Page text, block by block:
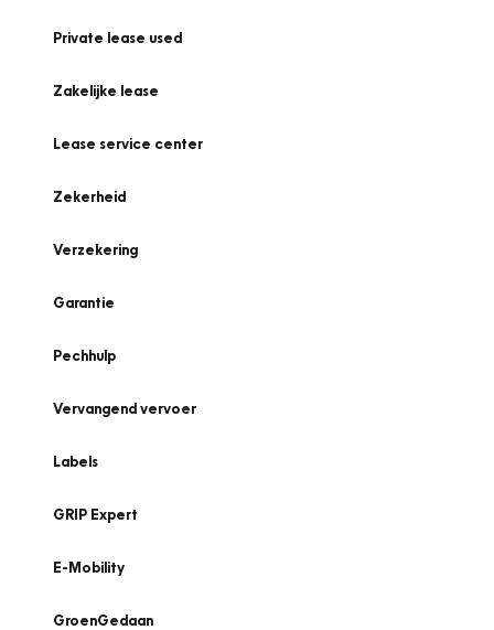
Private lease used
Zakelijke lease
Lease service center
Zekerheid
Verzekering
Garantie
Pechhulp
Vervangend vervoer
Labels
GRIP Expert
E-Mobility
GroenGedaan